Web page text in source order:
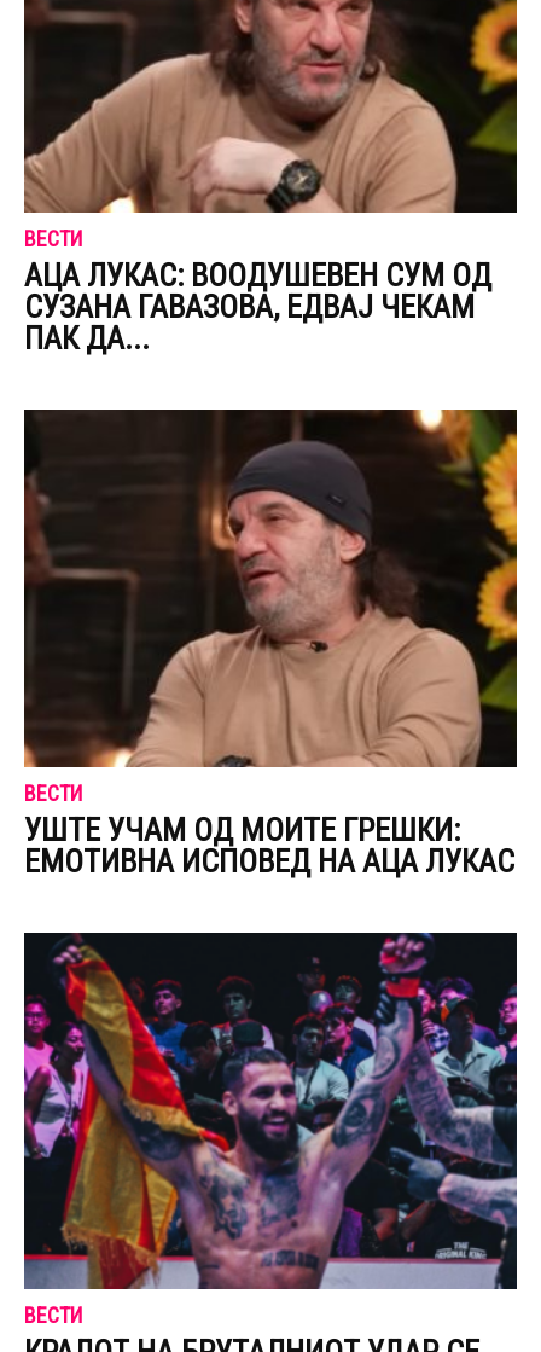
ВЕСТИ
АЦА ЛУКАС: ВООДУШЕВЕН СУМ ОД
СУЗАНА ГАВАЗОВА, ЕДВАЈ ЧЕКАМ
ПАК ДА...
ВЕСТИ
УШТЕ УЧАМ ОД МОИТЕ ГРЕШКИ:
ЕМОТИВНА ИСПОВЕД НА АЦА ЛУКАС
ВЕСТИ